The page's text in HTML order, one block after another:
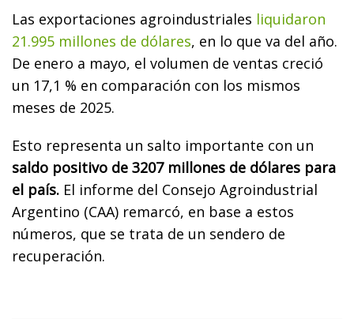
Las exportaciones agroindustriales liquidaron
21.995 millones de dólares, en lo que va del año.
De enero a mayo, el volumen de ventas creció
un 17,1 % en comparación con los mismos
meses de 2025.
Esto representa un salto importante con un
saldo positivo de 3207 millones de dólares para
el país. El informe del Consejo Agroindustrial
Argentino (CAA) remarcó, en base a estos
números, que se trata de un sendero de
recuperación.